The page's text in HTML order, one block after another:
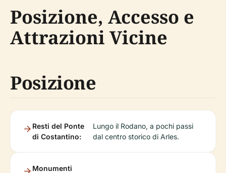
Posizione, Accesso e
Attrazioni Vicine
Posizione
Resti del Ponte
di Costantino:
Lungo il Rodano, a pochi passi
dal centro storico di Arles.
Monumenti